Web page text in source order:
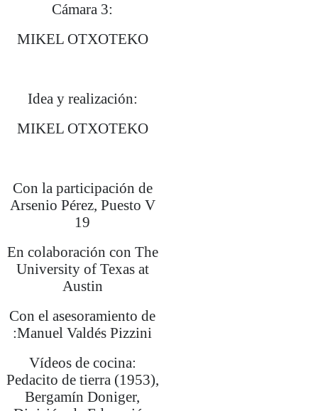
Cámara 3:
MIKEL OTXOTEKO
Idea y realización:
MIKEL OTXOTEKO
Con la participación de
Arsenio Pérez, Puesto V
19
En colaboración con The
University of Texas at
Austin
Con el asesoramiento de
:Manuel Valdés Pizzini
Vídeos de cocina:
Pedacito de tierra (1953),
Bergamín Doniger,